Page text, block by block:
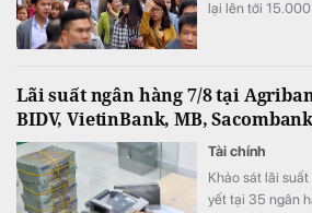
lại lên tới
Lãi suất ngân hàng 7/8 tại
BIDV, VietinBank, MB,
Tài chính
Khảo sát lãi
yết tại 35 ngân